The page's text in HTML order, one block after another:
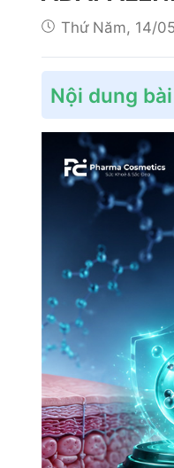
Thứ Năm, 14/
Nội dung